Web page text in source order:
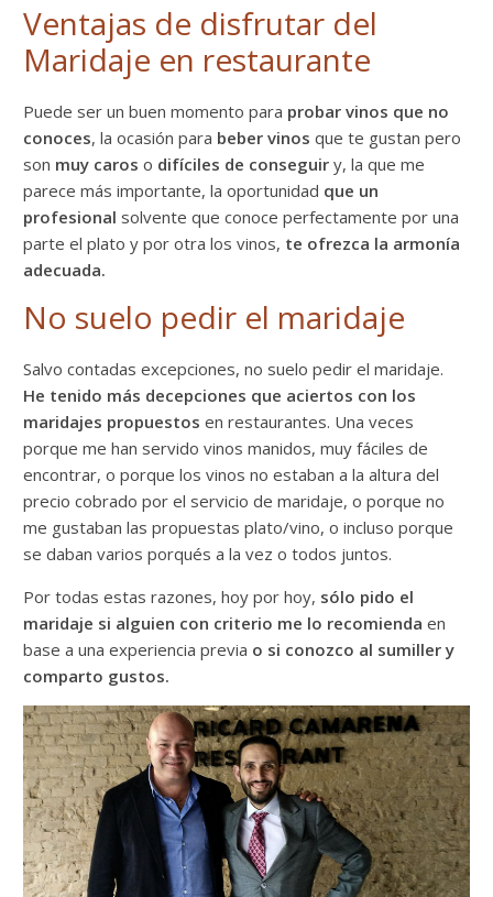
Ventajas de disfrutar del
Maridaje en restaurante
Puede ser un buen momento para probar vinos que no
conoces, la ocasión para beber vinos que te gustan pero
son muy caros o difíciles de conseguir y, la que me
parece más importante, la oportunidad que un
profesional solvente que conoce perfectamente por una
parte el plato y por otra los vinos, te ofrezca la armonía
adecuada.
No suelo pedir el maridaje
Salvo contadas excepciones, no suelo pedir el maridaje.
He tenido más decepciones que aciertos con los
maridajes propuestos en restaurantes. Una veces
porque me han servido vinos manidos, muy fáciles de
encontrar, o porque los vinos no estaban a la altura del
precio cobrado por el servicio de maridaje, o porque no
me gustaban las propuestas plato/vino, o incluso porque
se daban varios porqués a la vez o todos juntos.
Por todas estas razones, hoy por hoy, sólo pido el
maridaje si alguien con criterio me lo recomienda en
base a una experiencia previa o si conozco al sumiller y
comparto gustos.